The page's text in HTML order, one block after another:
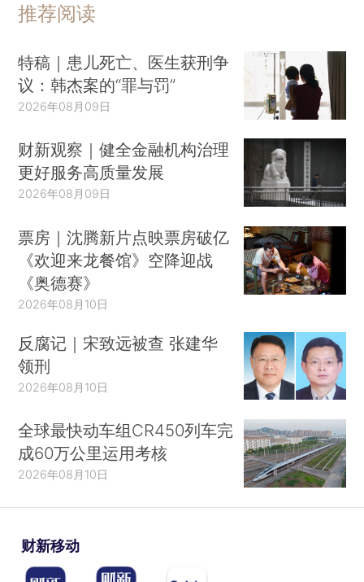
推荐阅读
特稿｜患儿死亡、医生获刑争
议：韩杰案的“罪与罚”
2026年08月09日
财新观察｜健全金融机构治理
更好服务高质量发展
2026年08月09日
票房｜沈腾新片点映票房破亿
《欢迎来龙餐馆》空降迎战
《奥德赛》
2026年08月10日
反腐记｜宋致远被查 张建华
领刑
2026年08月10日
全球最快动车组CR450列车完
成60万公里运用考核
2026年08月10日
财新移动